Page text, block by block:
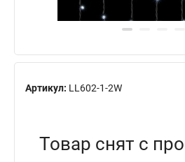
Артикул: LL602-1-2W
Товар снят с